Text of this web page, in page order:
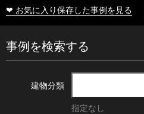
❤ お気に入り保存した事例を見る
事例を検索する
建物分類
指定なし